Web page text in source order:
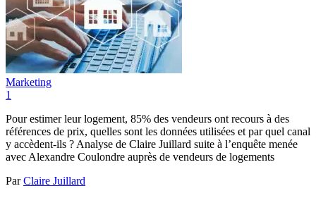
Marketing
1
Pour estimer leur logement, 85% des vendeurs ont recours à des
références de prix, quelles sont les données utilisées et par quel canal
y accèdent-ils ? Analyse de Claire Juillard suite à l’enquête menée
avec Alexandre Coulondre auprès de vendeurs de logements
ParClaire Juillard